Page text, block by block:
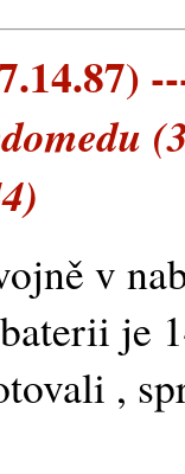
v
je
,